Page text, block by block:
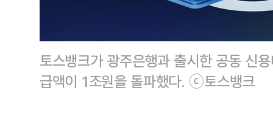
토스뱅크가 광주은행과 출시한 공동 신
급액이 1조원을 돌파했다. ⓒ토스뱅크